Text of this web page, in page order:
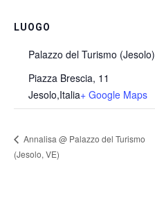
LUOGO
Palazzo del Turismo (Jesolo)
Piazza Brescia, 11
Jesolo,Italia+ Google Maps
Annalisa @ Palazzo del Turismo
(Jesolo, VE)